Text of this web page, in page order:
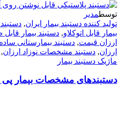
توسطمدیر
تولید کننده دستبند بیمار ایران,
بیمار قابل اتوکلاو, دستبند بیمار
ارزان قیمت, دستبند بیمارستانی ساده
ارزان, دستبند مشخصات نوزاد ارزان,
ماژیک دستبند بیمار
دستبندهای مشخصات بیمار